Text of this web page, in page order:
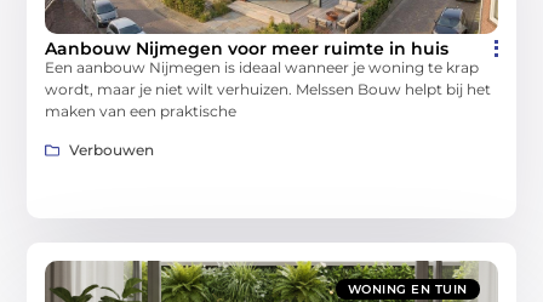
Aanbouw Nijmegen voor meer ruimte in huis
Een aanbouw Nijmegen is ideaal wanneer je woning te krap
wordt, maar je niet wilt verhuizen. Melssen Bouw helpt bij het
maken van een praktische
Verbouwen
WONING EN TUIN